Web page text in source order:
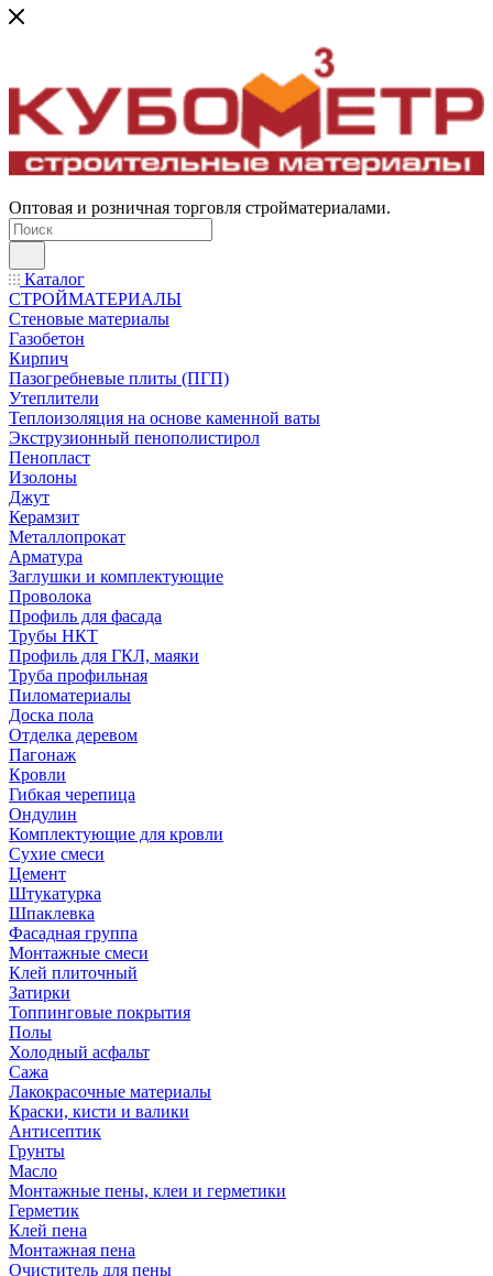
Оптовая и розничная торговля стройматериалами.
Каталог
СТРОЙМАТЕРИАЛЫ
Стеновые материалы
Газобетон
Кирпич
Пазогребневые плиты (ПГП)
Утеплители
Теплоизоляция на основе каменной ваты
Экструзионный пенополистирол
Пенопласт
Изолоны
Джут
Керамзит
Металлопрокат
Арматура
Заглушки и комплектующие
Проволока
Профиль для фасада
Трубы НКТ
Профиль для ГКЛ, маяки
Труба профильная
Пиломатериалы
Доска пола
Отделка деревом
Пагонаж
Кровли
Гибкая черепица
Ондулин
Комплектующие для кровли
Сухие смеси
Цемент
Штукатурка
Шпаклевка
Фасадная группа
Монтажные смеси
Клей плиточный
Затирки
Топпинговые покрытия
Полы
Холодный асфальт
Сажа
Лакокрасочные материалы
Краски, кисти и валики
Антисептик
Грунты
Масло
Монтажные пены, клеи и герметики
Герметик
Клей пена
Монтажная пена
Очиститель для пены